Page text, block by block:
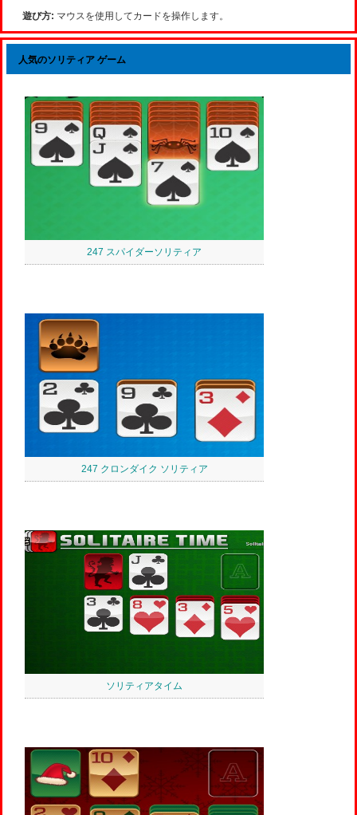
遊び方: マウスを使用してカードを操作します。
人気のソリティア ゲーム
247 スパイダーソリティア
247 クロンダイク ソリティア
ソリティアタイム